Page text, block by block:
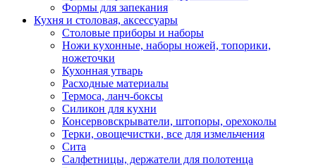
Формы для запекания
Кухня и столовая, аксессуары
Столовые приборы и наборы
Ножи кухонные, наборы ножей, топорики,
ножеточки
Кухонная утварь
Расходные материалы
Термоса, ланч-боксы
Силикон для кухни
Консервовскрыватели, штопоры, орехоколы
Терки, овощечистки, все для измельчения
Сита
Салфетницы, держатели для полотенца